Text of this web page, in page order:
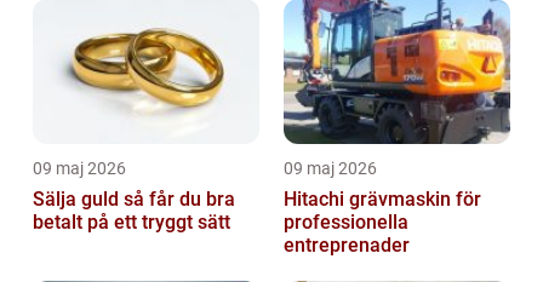
09 maj 2026
Sälja guld så får du bra
betalt på ett tryggt sätt
09 maj 2026
Hitachi grävmaskin för
professionella
entreprenader